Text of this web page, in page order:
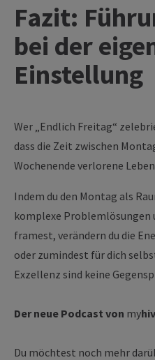
Fazit:
bei der
Einstellung
Wer „Endlich Freitag“
dass die Zeit zwischen
Wochenende verlorene
Indem du den Montag als
komplexe Problemlösungen
framest, verändern du die
oder zumindest für dich
Exzellenz sind keine
Der neue Podcast von my
Du möchtest noch mehr